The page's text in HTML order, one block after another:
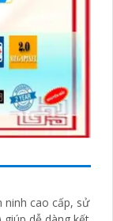
ninh cao cấp, sử